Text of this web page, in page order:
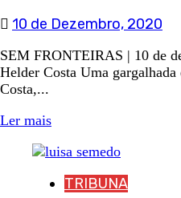
10 de Dezembro, 2020
SEM FRONTEIRAS | 10 de
Helder Costa Uma
Costa,...
Ler mais
TRIBUNA